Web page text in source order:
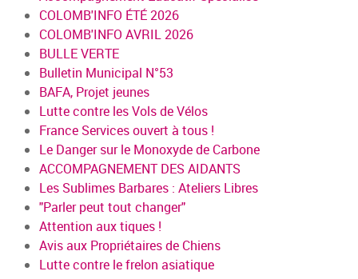
COLOMB'INFO ÉTÉ 2026
COLOMB'INFO AVRIL 2026
BULLE VERTE
Bulletin Municipal N°53
BAFA, Projet jeunes
Lutte contre les Vols de Vélos
France Services ouvert à tous !
Le Danger sur le Monoxyde de Carbone
ACCOMPAGNEMENT DES AIDANTS
Les Sublimes Barbares : Ateliers Libres
"Parler peut tout changer"
Attention aux tiques !
Avis aux Propriétaires de Chiens
Lutte contre le frelon asiatique